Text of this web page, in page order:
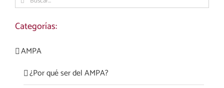
Categorías:
AMPA
¿Por qué ser del AMPA?